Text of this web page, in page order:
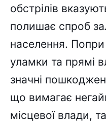
обстрілів
полишає спроб
населення.
уламки та прямі
значні
що вимагає
місцевої влади,